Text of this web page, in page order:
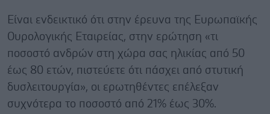
Είναι ενδεικτικό ότι στην έρευνα της Ευρωπαϊκής
Ουρολογικής Εταιρείας, στην ερώτηση «τι
ποσοστό ανδρών στη χώρα σας ηλικίας από 50
έως 80 ετών, πιστεύετε ότι πάσχει από στυτική
δυσλειτουργία», οι ερωτηθέντες επέλεξαν
συχνότερα το ποσοστό από 21% έως 30%.